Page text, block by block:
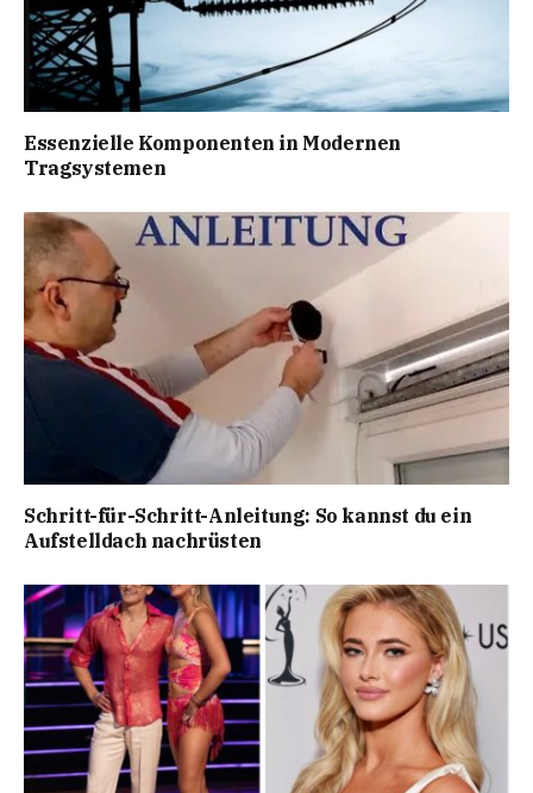
Essenzielle Komponenten in Modernen
Tragsystemen
Schritt-für-Schritt-Anleitung: So kannst du ein
Aufstelldach nachrüsten